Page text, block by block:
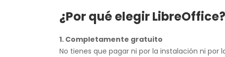
¿Por qué elegir LibreOffice?
1. Completamente gratuito
No tienes que pagar ni por la instalación ni por